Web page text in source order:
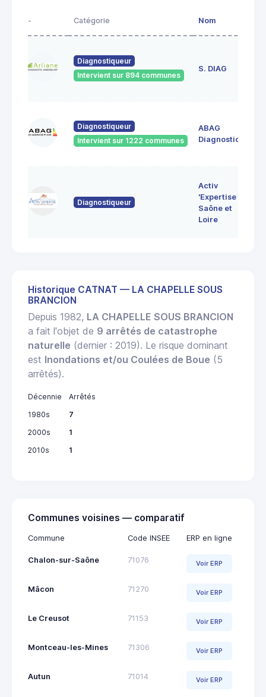
- Catégorie Nom
Diagnostiqueur
Intervient sur 894 communes
S. DIAG
Diagnostiqueur
Intervient sur 1222 communes
ABAG
Diagnostics
Diagnostiqueur
Activ
'Expertise
Saône et
Loire
Historique CATNAT — LA CHAPELLE SOUS
BRANCION
Depuis 1982, LA CHAPELLE SOUS BRANCION
a fait l'objet de 9 arrêtés de catastrophe
naturelle (dernier : 2019). Le risque dominant
est Inondations et/ou Coulées de Boue (5
arrêtés).
Décennie
Arrêtés
1980s
7
2000s
1
2010s
1
Communes voisines — comparatif
Commune Code INSEE ERP en ligne
Chalon-sur-Saône 71076 Voir ERP
Mâcon 71270 Voir ERP
Le Creusot 71153 Voir ERP
Montceau-les-Mines 71306 Voir ERP
Autun 71014 Voir ERP